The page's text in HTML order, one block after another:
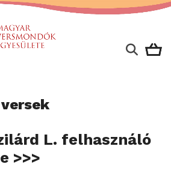
L. felhasználó
>>>